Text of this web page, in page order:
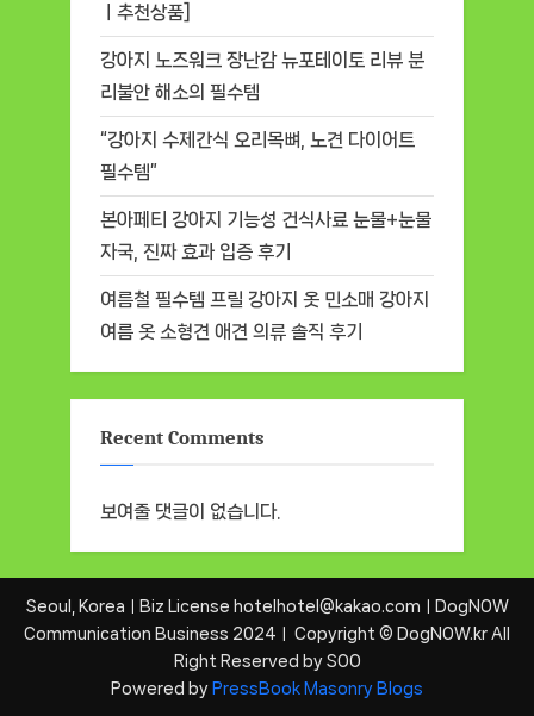
ㅣ추천상품]
강아지 노즈워크 장난감 뉴포테이토 리뷰 분
리불안 해소의 필수템
“강아지 수제간식 오리목뼈, 노견 다이어트
필수템”
본아페티 강아지 기능성 건식사료 눈물+눈물
자국, 진짜 효과 입증 후기
여름철 필수템 프릴 강아지 옷 민소매 강아지
여름 옷 소형견 애견 의류 솔직 후기
Recent Comments
보여줄 댓글이 없습니다.
Seoul, KoreaㅣBiz License hotelhotel@kakao.comㅣDogNOW
Communication Business 2024ㅣ Copyright © DogNOW.kr All
Right Reserved by SOO
Powered by PressBook Masonry Blogs